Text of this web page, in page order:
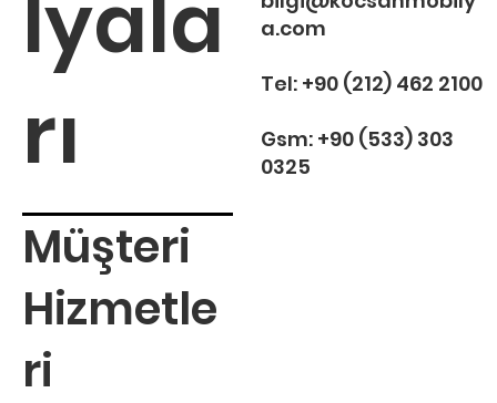
Müşteri
Hizmetle
ri
lyala
rı
a.com
Tel: +90 (212) 462 2100
Gsm: +90 (533) 303
0325